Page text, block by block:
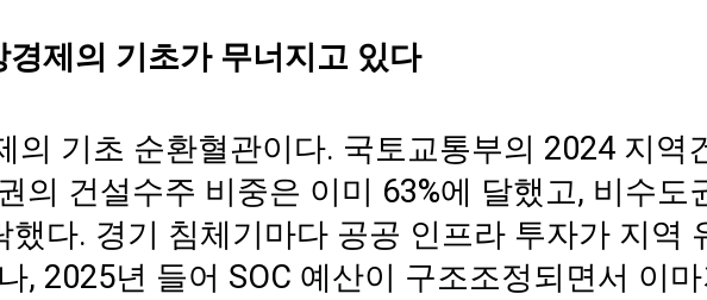
경제의 기초가 무너지고 있다
의 기초 순환혈관이다. 국토교통부의 2024 지역
의 건설수주 비중은 이미 63%에 달했고, 비수도
했다. 경기 침체기마다 공공 인프라 투자가 지역
, 2025년 들어 SOC 예산이 구조조정되면서 이마